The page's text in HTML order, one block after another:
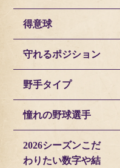
得意球
守れるポジション
野手タイプ
憧れの野球選手
2026シーズンこだ
わりたい数字や結